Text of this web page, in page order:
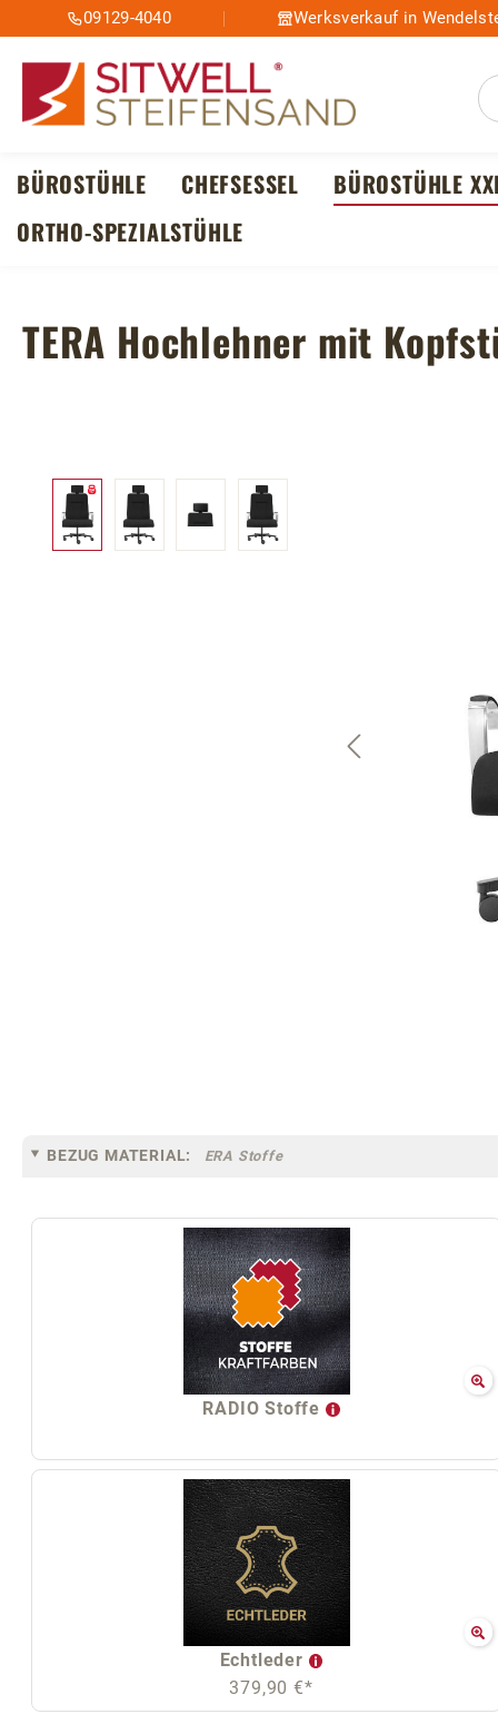
Hauptinhalt springen
Zur Suche springen
Zur Hauptnavigation springen
09129-4040 Werksverkauf in
BÜROSTÜHLE CHEFSESSEL BÜROSTÜHLE
ORTHO-SPEZIALSTÜHLE
TERA Hochlehner mit
Bildergalerie überspringen
BEZUG MATERIAL: ERA Stoffe
RADIO Stoffe
Echtleder
379,90 €*